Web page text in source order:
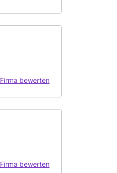
Firma bewerten
Firma bewerten